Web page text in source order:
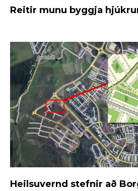
Reitir munu byggja
Heilsuvernd stefnir að